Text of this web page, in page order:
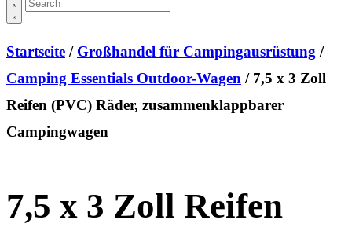
Startseite / Großhandel für Campingausrüstung /
Camping Essentials Outdoor-Wagen / 7,5 x 3 Zoll
Reifen (PVC) Räder, zusammenklappbarer
Campingwagen
7,5 x 3 Zoll Reifen